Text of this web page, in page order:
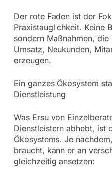
Der rote Faden ist der
Praxistauglichkeit. Keine
sondern Maßnahmen, die
Umsatz, Neukunden,
erzeugen.
Ein ganzes Ökosystem
Dienstleistung
Was Ersu von
Dienstleistern abhebt, ist
Ökosystems. Je
braucht, kann er an
gleichzeitig ansetzen: